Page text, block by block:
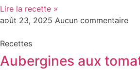
Lire la recette »
août 23, 2025 Aucun commentaire
Recettes
Aubergines aux